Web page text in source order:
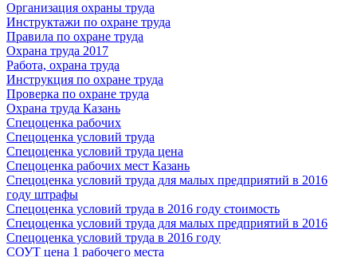
Организация охраны труда
Инструктажи по охране труда
Правила по охране труда
Охрана труда 2017
Работа, охрана труда
Инструкция по охране труда
Проверка по охране труда
Охрана труда Казань
Спецоценка рабочих
Спецоценка условий труда
Спецоценка условий труда цена
Спецоценка рабочих мест Казань
Спецоценка условий труда для малых предприятий в 2016
году штрафы
Спецоценка условий труда в 2016 году стоимость
Спецоценка условий труда для малых предприятий в 2016
Спецоценка условий труда в 2016 году
СОУТ цена 1 рабочего места